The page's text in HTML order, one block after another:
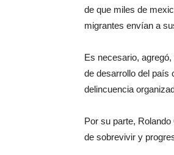
de que miles de
migrantes envían a
Es necesario,
de desarrollo del país
delincuencia
Por su parte,
de sobrevivir y